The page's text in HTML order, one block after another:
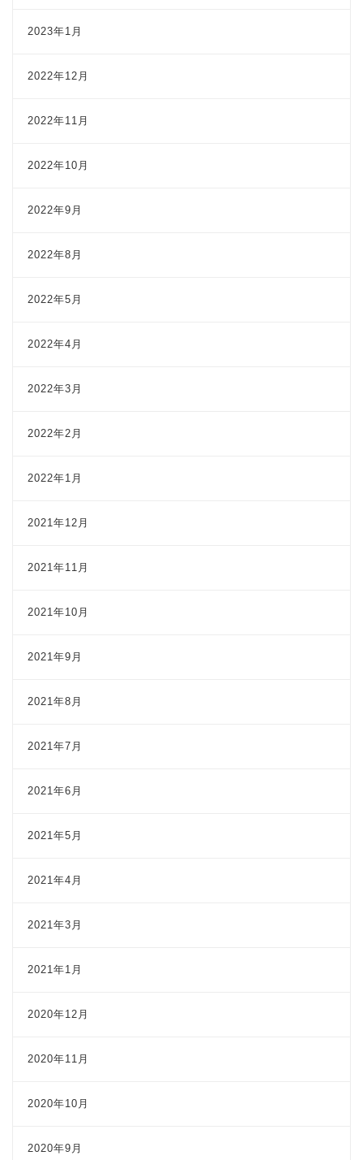
2023年1月
2022年12月
2022年11月
2022年10月
2022年9月
2022年8月
2022年5月
2022年4月
2022年3月
2022年2月
2022年1月
2021年12月
2021年11月
2021年10月
2021年9月
2021年8月
2021年7月
2021年6月
2021年5月
2021年4月
2021年3月
2021年1月
2020年12月
2020年11月
2020年10月
2020年9月